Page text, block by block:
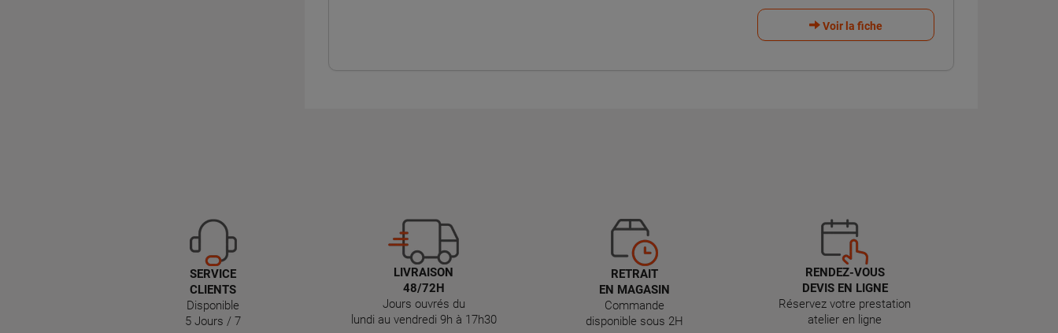
Voir la fiche
SERVICE
CLIENTS
Disponible
5 Jours / 7
LIVRAISON
48/72H
Jours ouvrés du
lundi au vendredi 9h à 17h30
RETRAIT
EN MAGASIN
Commande
disponible sous 2H
RENDEZ-VOUS
DEVIS EN LIGNE
Réservez votre prestation
atelier en ligne